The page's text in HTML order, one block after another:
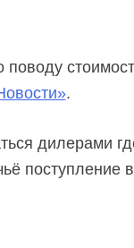
.
дилерами
поступление